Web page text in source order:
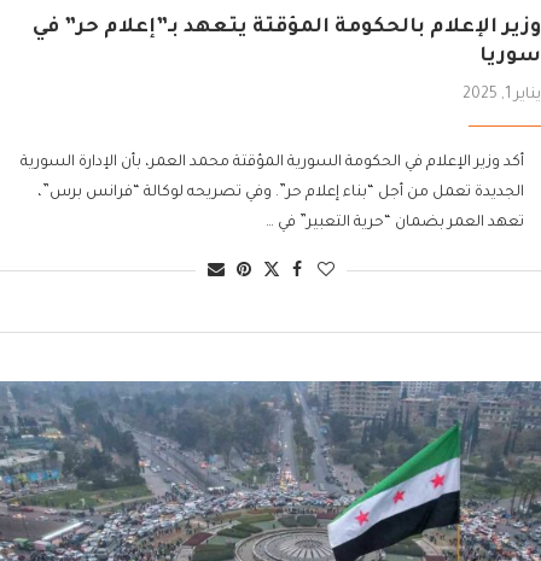
وزير الإعلام بالحكومة المؤقتة يتعهد بـ”إعلام حر” في
سوريا
يناير 1, 2025
أكد وزير الإعلام في الحكومة السورية المؤقتة محمد العمر، بأن الإدارة السورية
الجديدة تعمل من أجل “بناء إعلام حر”. وفي تصريحه لوكالة “فرانس برس”،
تعهد العمر بضمان “حرية التعبير” في …